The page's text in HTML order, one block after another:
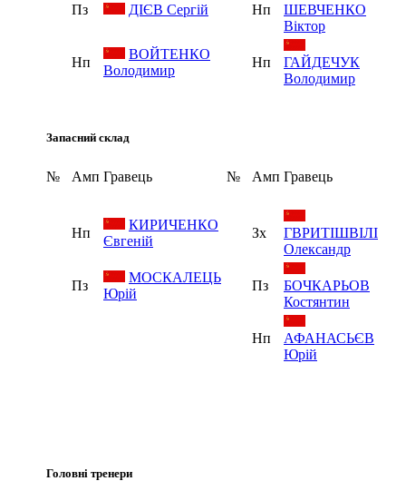
Пз ДІЄВ Сергій Нп
ШЕВЧЕНКО
Віктор
Нп
ВОЙТЕНКО
Володимир
Нп
ГАЙДЕЧУК
Володимир
Запасний склад
№ Амп Гравець № Амп Гравець
Нп
КИРИЧЕНКО
Євгеній
Зх
ГВРИТІШВІЛІ
Олександр
Пз
МОСКАЛЕЦЬ
Юрій
Пз
БОЧКАРЬОВ
Костянтин
Нп
АФАНАСЬЄВ
Юрій
Головні тренери